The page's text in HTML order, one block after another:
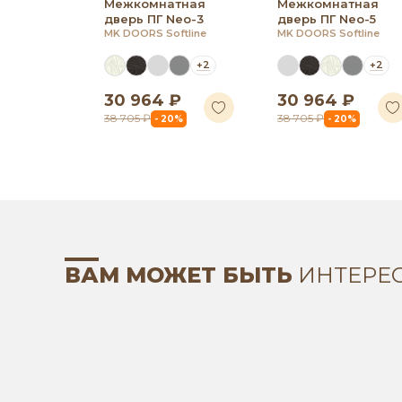
Межкомнатная
дверь ПГ Neo-3
MK DOORS Softline
+2
30 964 ₽
38 705 ₽ - 20%
Межкомнатная
дверь ПГ Neo-5
MK DOORS Softline
+2
30 964 ₽
38 705 ₽ - 20%
ВАМ МОЖЕТ БЫТЬ